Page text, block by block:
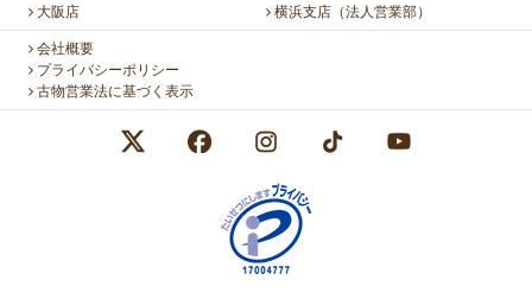
大阪店
横浜支店（法人営業部）
会社概要
プライバシーポリシー
古物営業法に基づく表示